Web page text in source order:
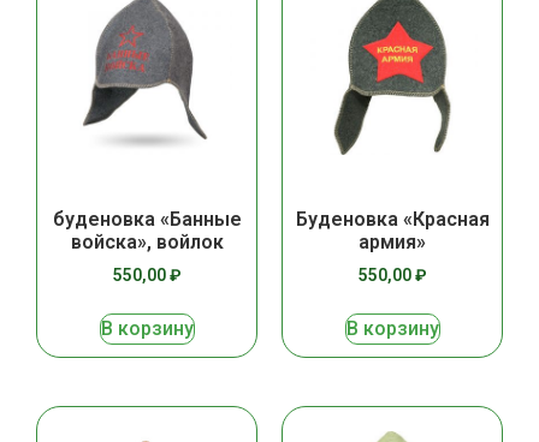
буденовка «Банные
войска», войлок
550,00₽
В корзину
Буденовка «Красная
армия»
550,00₽
В корзину